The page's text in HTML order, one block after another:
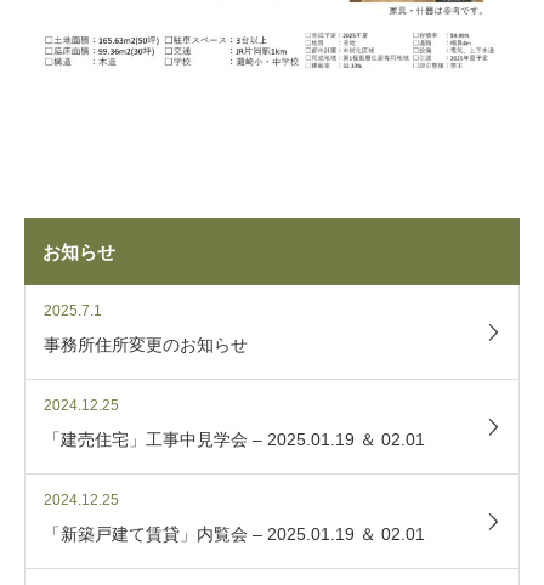
お知らせ
2025.7.1
事務所住所変更のお知らせ
2024.12.25
「建売住宅」工事中見学会 – 2025.01.19 ＆ 02.01
2024.12.25
「新築戸建て賃貸」内覧会 – 2025.01.19 ＆ 02.01